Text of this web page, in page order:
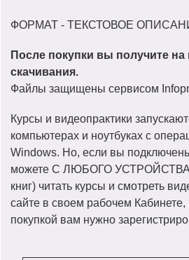
ФОРМАТ - ТЕКСТОВОЕ
После покупки вы получите на
скачивания.
Файлы защищены сервисом
Курсы и видеопрактики
компьютерах и ноутбуках с
Windows. Но, если вы
можете С ЛЮБОГО УСТРОЙСТВА
книг) читать курсы и смотреть
сайте в своем рабочем
покупкой вам нужно